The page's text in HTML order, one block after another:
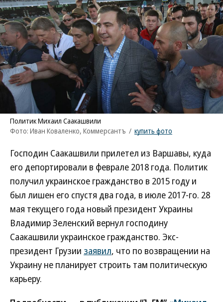
Политик Михаил Саакашвили
Фото: Иван Коваленко, Коммерсантъ / купить фото
Господин Саакашвили прилетел из Варшавы, куда
его депортировали в феврале 2018 года. Политик
получил украинское гражданство в 2015 году и
был лишен его спустя два года, в июле 2017-го. 28
мая текущего года новый президент Украины
Владимир Зеленский вернул господину
Саакашвили украинское гражданство. Экс-
президент Грузии заявил, что по возвращении на
Украину не планирует строить там политическую
карьеру.